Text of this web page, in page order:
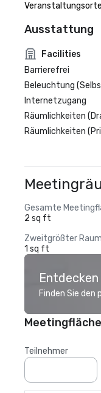
Ausstattung
Facilities
Barrierefrei
Beleuchtung
Internetzugang
Räumlichkeiten
Räumlichkeiten
Gesamte
2 sq ft
Zweitgrößter Raum
1 sq ft
Finden Sie
Meetingfläche
Teilnehmer